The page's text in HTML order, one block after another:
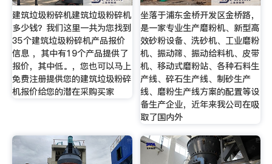
建筑垃圾粉碎机建筑垃圾粉碎机
多少钱？我们这里一共为您找到
35个建筑垃圾粉碎机产品报价
信息 ，其中有19个产品提供了
报价，其中低。，您也可以马上
免费注册提供您的建筑垃圾粉碎
机报价给您的潜在采购买家
坐落于浦东金桥开发区金桥路，
是一家专业生产磨粉机、新型高
效砂粉设备、洗砂机、工业磨粉
机、振动筛、振动给料机、皮带
机、移动式磨粉站、各种石料生
产线、碎石生产线、制砂生产
线、磨粉生产线方案的配置等设
备生产企业，近年来我公司在吸
取了国内外